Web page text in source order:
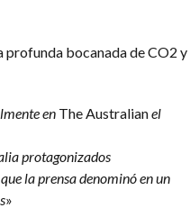
profunda bocanada de CO2 y
en The Australianel
protagonizados
la prensa denominó en un
»